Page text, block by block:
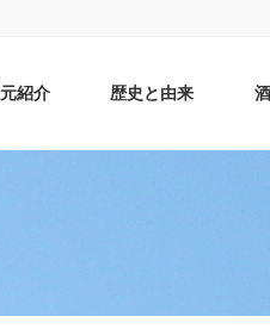
紹介 歴史と由来